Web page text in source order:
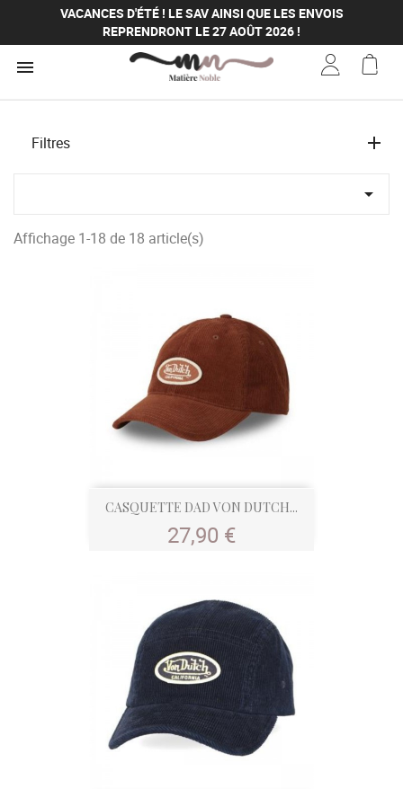
VACANCES D'ÉTÉ ! LE SAV AINSI QUE LES ENVOIS
REPRENDRONT LE 27 AOÛT 2026 !
VACANCES D'ÉTÉ ! LE SAV AINSI QUE LES ENVOIS
REPRENDRONT LE 27 AOÛT 2026 !

Filtres

Affichage 1-18 de 18 article(s)
CASQUETTE DAD VON DUTCH...
Prix
27,90 €